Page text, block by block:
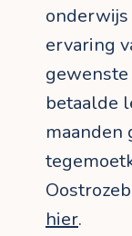
onderwijs
ervaring
betaalde
maanden
hier.